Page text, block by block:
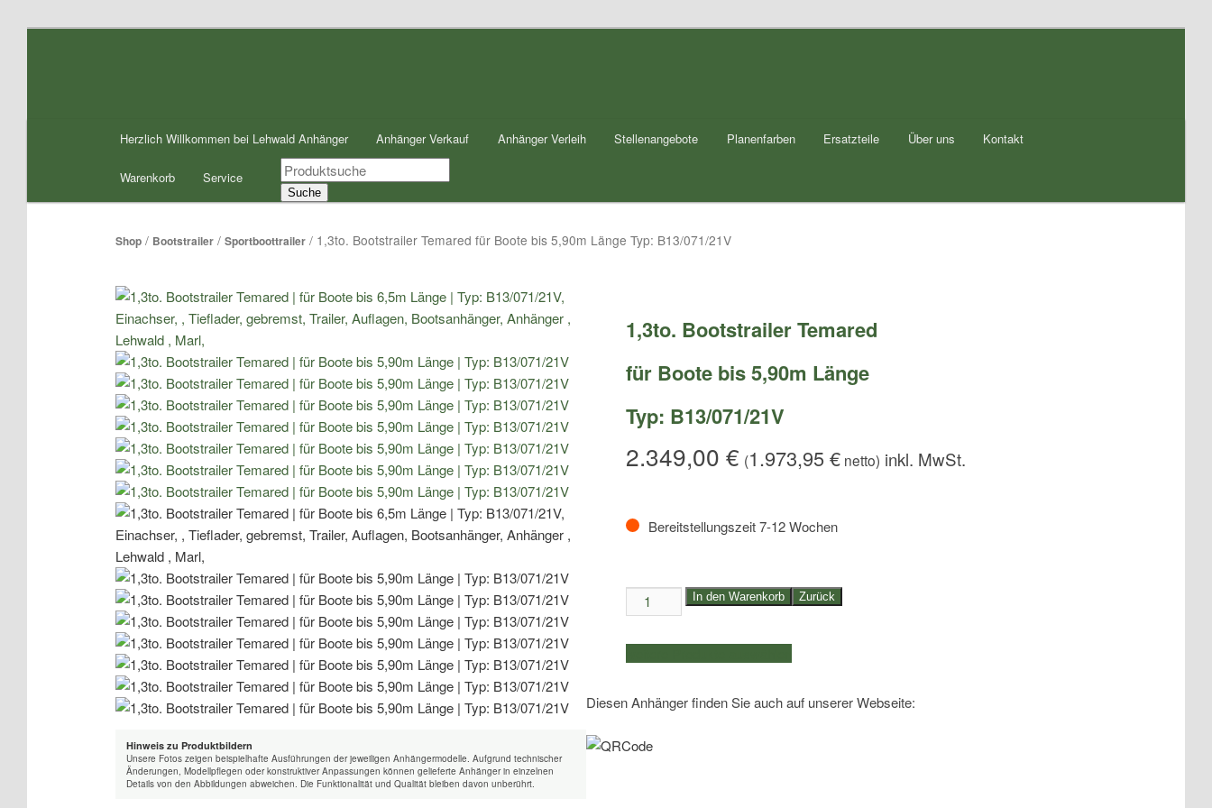
Herzlich Willkommen bei Lehwald Anhänger Anhänger Verkauf Anhänger Verleih Stellenangebote Planenfarben Ersatzteile Über uns Kontakt
Warenkorb Service
Products
search
Suche
Shop/ Bootstrailer/ Sportboottrailer/ 1,3to. Bootstrailer Temared für Boote bis 5,90m Länge Typ: B13/071/21V
Hinweis zu Produktbildern
Unsere Fotos zeigen beispielhafte Ausführungen der jeweiligen Anhängermodelle. Aufgrund technischer
Änderungen, Modellpflegen oder konstruktiver Anpassungen können gelieferte Anhänger in einzelnen
Details von den Abbildungen abweichen. Die Funktionalität und Qualität bleiben davon unberührt.
1,3to. Bootstrailer Temared
für Boote bis 5,90m Länge
Typ: B13/071/21V
2.349,00 € (1.973,95€netto)
Bereitstellungszeit 7-12 Wochen
1,3to.
Bootstrailer
Temared
|
Boote
5,90m
In den Warenkorb Zurück
Diesen Anhänger finden Sie auch auf unserer Webseite: